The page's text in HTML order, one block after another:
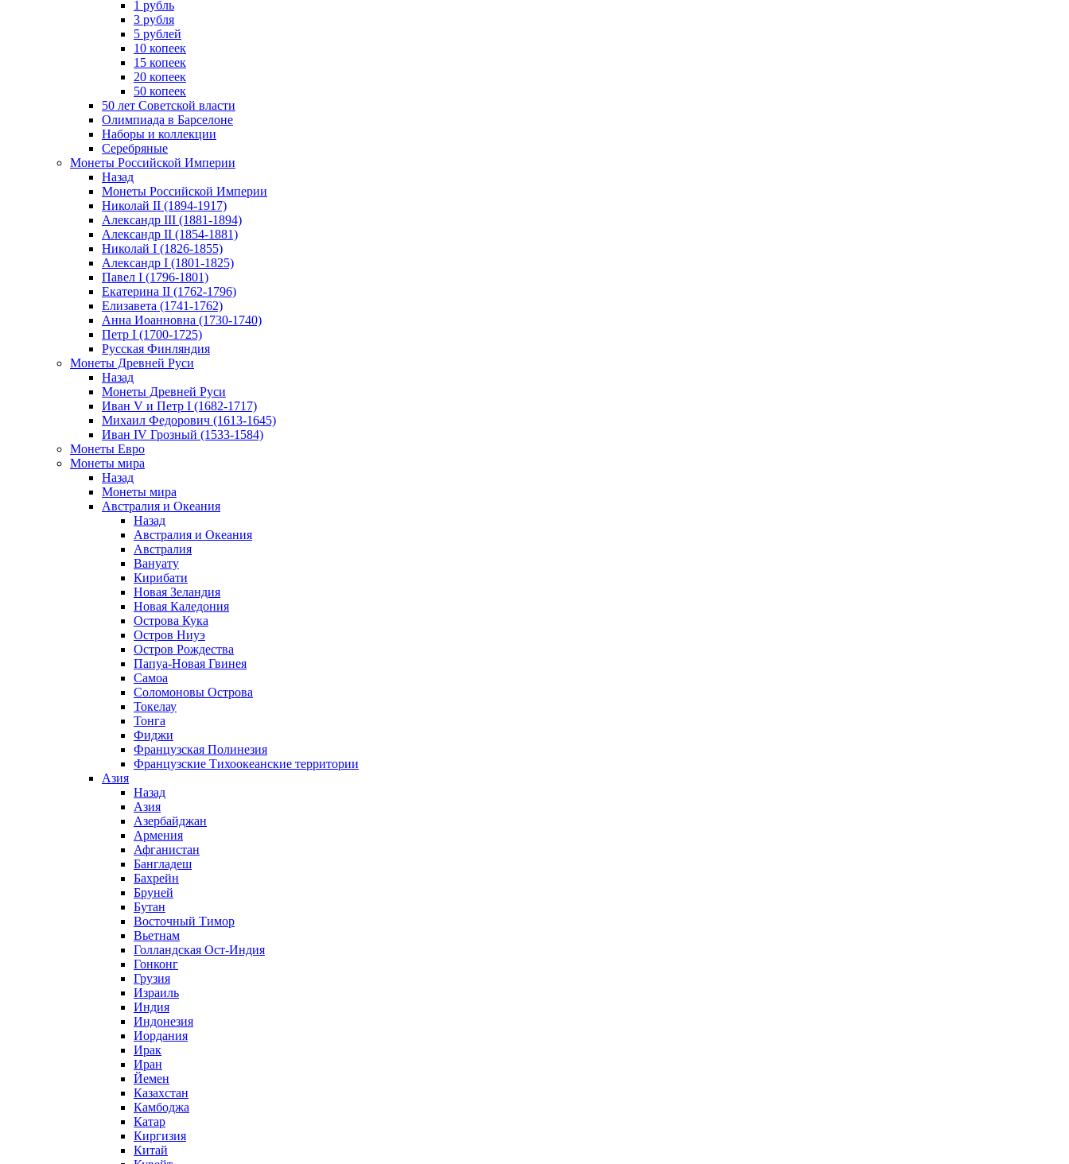
1 рубль
3 рубля
5 рублей
10 копеек
15 копеек
20 копеек
50 копеек
50 лет Советской власти
Олимпиада в Барселоне
Наборы и коллекции
Серебряные
Монеты Российской Империи
Назад
Монеты Российской Империи
Николай II (1894-1917)
Александр III (1881-1894)
Александр II (1854-1881)
Николай I (1826-1855)
Александр I (1801-1825)
Павел I (1796-1801)
Екатерина II (1762-1796)
Елизавета (1741-1762)
Анна Иоанновна (1730-1740)
Петр I (1700-1725)
Русская Финляндия
Монеты Древней Руси
Назад
Монеты Древней Руси
Иван V и Петр I (1682-1717)
Михаил Федорович (1613-1645)
Иван IV Грозный (1533-1584)
Монеты Евро
Монеты мира
Назад
Монеты мира
Австралия и Океания
Назад
Австралия и Океания
Австралия
Вануату
Кирибати
Новая Зеландия
Новая Каледония
Острова Кука
Остров Ниуэ
Остров Рождества
Папуа-Новая Гвинея
Самоа
Соломоновы Острова
Токелау
Тонга
Фиджи
Французская Полинезия
Французские Тихоокеанские территории
Азия
Назад
Азия
Азербайджан
Армения
Афганистан
Бангладеш
Бахрейн
Бруней
Бутан
Восточный Тимор
Вьетнам
Голландская Ост-Индия
Гонконг
Грузия
Израиль
Индия
Индонезия
Иордания
Ирак
Иран
Йемен
Казахстан
Камбоджа
Катар
Киргизия
Китай